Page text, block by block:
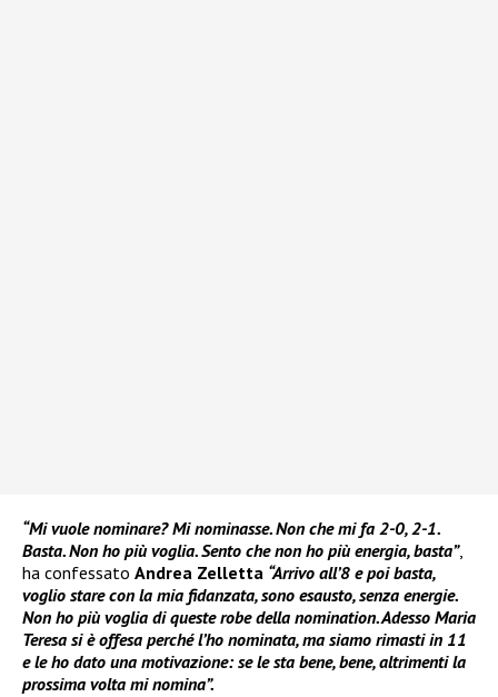
“Mi vuole nominare? Mi nominasse. Non che mi fa 2-0, 2-1.
Basta. Non ho più voglia. Sento che non ho più energia, basta”,
ha confessato Andrea Zelletta “Arrivo all’8 e poi basta,
voglio stare con la mia fidanzata, sono esausto, senza energie.
Non ho più voglia di queste robe della nomination. Adesso Maria
Teresa si è offesa perché l’ho nominata, ma siamo rimasti in 11
e le ho dato una motivazione: se le sta bene, bene, altrimenti la
prossima volta mi nomina”.